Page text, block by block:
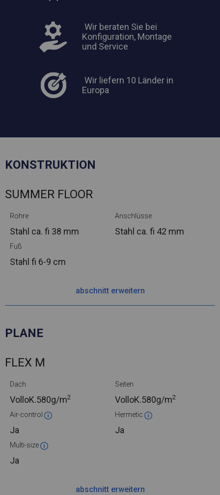
Wir beraten Sie bei
Konfiguration, Montage
und Service
Wir liefern 10 Länder in
Europa
KONSTRUKTION
SUMMER FLOOR
Rohre
Stahl ca. fi 38 mm
Anschlüsse
Stahl ca. fi 42 mm
Fuß
Stahl fi 6-9 cm
abschnitt erweitern
PLANE
FLEX M
Dach
VolloK.580g/m2
Seiten
VolloK.580g/m2
Air-control
Ja
Hermetic
Ja
Multi-size
Ja
abschnitt erweitern